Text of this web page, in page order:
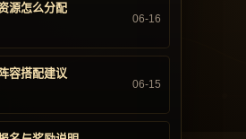
源怎么分配
06-16
容搭配建议
06-15